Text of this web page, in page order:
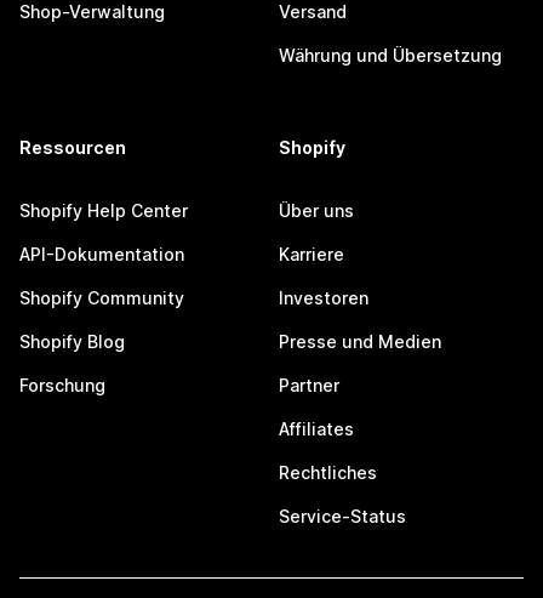
Shop-Verwaltung Versand
Währung und Übersetzung
Ressourcen
Shopify Help Center
API-Dokumentation
Shopify Community
Shopify Blog
Forschung
Shopify
Über uns
Karriere
Investoren
Presse und Medien
Partner
Affiliates
Rechtliches
Service-Status